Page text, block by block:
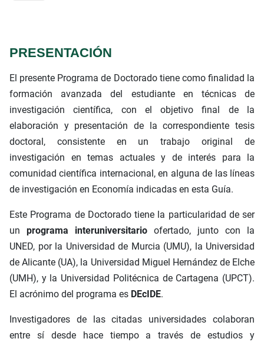
PRESENTACIÓN
El presente Programa de Doctorado tiene como finalidad la
formación avanzada del estudiante en técnicas de
investigación científica, con el objetivo final de la
elaboración y presentación de la correspondiente tesis
doctoral, consistente en un trabajo original de
investigación en temas actuales y de interés para la
comunidad científica internacional, en alguna de las líneas
de investigación en Economía indicadas en esta Guía.
Este Programa de Doctorado tiene la particularidad de ser
un programa interuniversitario ofertado, junto con la
UNED, por la Universidad de Murcia (UMU), la Universidad
de Alicante (UA), la Universidad Miguel Hernández de Elche
(UMH), y la Universidad Politécnica de Cartagena (UPCT).
El acrónimo del programa es DEcIDE.
Investigadores de las citadas universidades colaboran
entre sí desde hace tiempo a través de estudios y